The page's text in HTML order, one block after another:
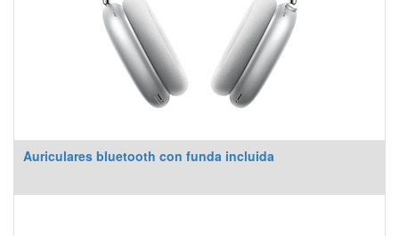
Auriculares bluetooth con funda incluida